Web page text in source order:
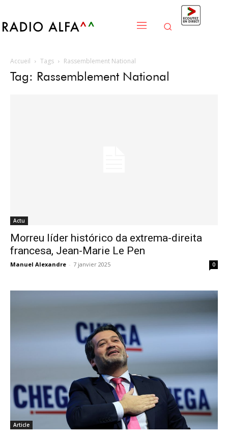
Accueil Tags Rassemblement National
Tag: Rassemblement National
Actu
Morreu líder histórico da extrema-direita
francesa, Jean-Marie Le Pen
Manuel Alexandre - 7 janvier 2025 0
Article